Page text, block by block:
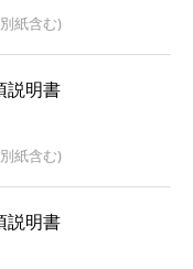
紙含む)
説明書
紙含む)
説明書